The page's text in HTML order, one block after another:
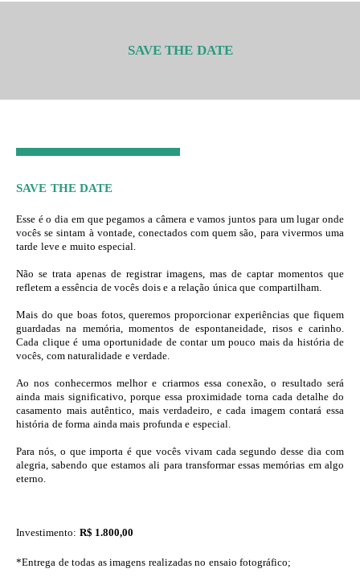
SAVE THE DATE
SAVE THE DATE
Esse é o dia em que pegamos a câmera e vamos juntos para um lugar onde
vocês se sintam à vontade, conectados com quem são, para vivermos uma
tarde leve e muito especial.
Não se trata apenas de registrar imagens, mas de captar momentos que
refletem a essência de vocês dois e a relação única que compartilham.
Mais do que boas fotos, queremos proporcionar experiências que fiquem
guardadas na memória, momentos de espontaneidade, risos e carinho.
Cada clique é uma oportunidade de contar um pouco mais da história de
vocês, com naturalidade e verdade.
Ao nos conhecermos melhor e criarmos essa conexão, o resultado será
ainda mais significativo, porque essa proximidade torna cada detalhe do
casamento mais autêntico, mais verdadeiro, e cada imagem contará essa
história de forma ainda mais profunda e especial.
Para nós, o que importa é que vocês vivam cada segundo desse dia com
alegria, sabendo que estamos ali para transformar essas memórias em algo
eterno.
Investimento: R$ 1.800,00
*Entrega de todas as imagens realizadas no ensaio fotográfico;